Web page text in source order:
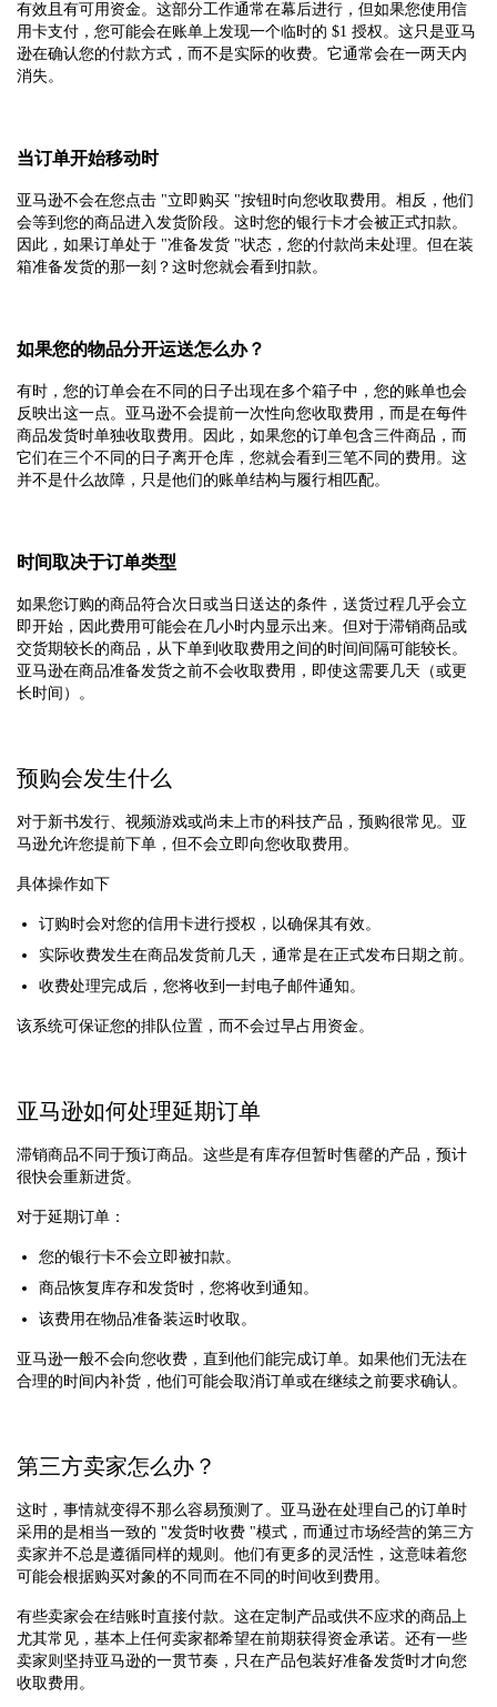
有效且有可用资金。这部分工作通常在幕后进行，但如果您使用信
用卡支付，您可能会在账单上发现一个临时的 $1 授权。这只是亚马
逊在确认您的付款方式，而不是实际的收费。它通常会在一两天内
消失。
当订单开始移动时
亚马逊不会在您点击 "立即购买 "按钮时向您收取费用。相反，他们
会等到您的商品进入发货阶段。这时您的银行卡才会被正式扣款。
因此，如果订单处于 "准备发货 "状态，您的付款尚未处理。但在装
箱准备发货的那一刻？这时您就会看到扣款。
如果您的物品分开运送怎么办？
有时，您的订单会在不同的日子出现在多个箱子中，您的账单也会
反映出这一点。亚马逊不会提前一次性向您收取费用，而是在每件
商品发货时单独收取费用。因此，如果您的订单包含三件商品，而
它们在三个不同的日子离开仓库，您就会看到三笔不同的费用。这
并不是什么故障，只是他们的账单结构与履行相匹配。
时间取决于订单类型
如果您订购的商品符合次日或当日送达的条件，送货过程几乎会立
即开始，因此费用可能会在几小时内显示出来。但对于滞销商品或
交货期较长的商品，从下单到收取费用之间的时间间隔可能较长。
亚马逊在商品准备发货之前不会收取费用，即使这需要几天（或更
长时间）。
预购会发生什么
对于新书发行、视频游戏或尚未上市的科技产品，预购很常见。亚
马逊允许您提前下单，但不会立即向您收取费用。
具体操作如下
订购时会对您的信用卡进行授权，以确保其有效。
实际收费发生在商品发货前几天，通常是在正式发布日期之前。
收费处理完成后，您将收到一封电子邮件通知。
该系统可保证您的排队位置，而不会过早占用资金。
亚马逊如何处理延期订单
滞销商品不同于预订商品。这些是有库存但暂时售罄的产品，预计
很快会重新进货。
对于延期订单：
您的银行卡不会立即被扣款。
商品恢复库存和发货时，您将收到通知。
该费用在物品准备装运时收取。
亚马逊一般不会向您收费，直到他们能完成订单。如果他们无法在
合理的时间内补货，他们可能会取消订单或在继续之前要求确认。
第三方卖家怎么办？
这时，事情就变得不那么容易预测了。亚马逊在处理自己的订单时
采用的是相当一致的 "发货时收费 "模式，而通过市场经营的第三方
卖家并不总是遵循同样的规则。他们有更多的灵活性，这意味着您
可能会根据购买对象的不同而在不同的时间收到费用。
有些卖家会在结账时直接付款。这在定制产品或供不应求的商品上
尤其常见，基本上任何卖家都希望在前期获得资金承诺。还有一些
卖家则坚持亚马逊的一贯节奏，只在产品包装好准备发货时才向您
收取费用。